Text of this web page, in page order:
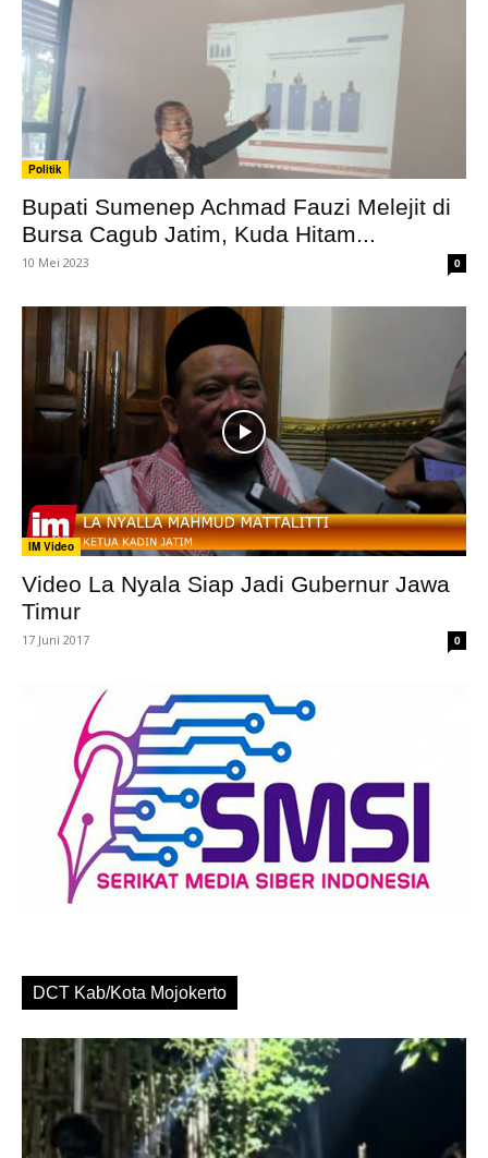
Politik
Bupati Sumenep Achmad Fauzi Melejit di
Bursa Cagub Jatim, Kuda Hitam...
10 Mei 2023 0
IM Video
Video La Nyala Siap Jadi Gubernur Jawa
Timur
17 Juni 2017 0
DCT Kab/Kota Mojokerto